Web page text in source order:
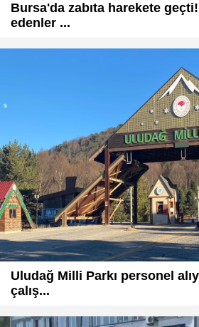
Bursa'da zabıta harekete geçti!
edenler ...
Uludağ Milli Parkı personel
çalış...